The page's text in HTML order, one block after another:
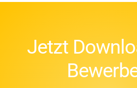
Jetzt